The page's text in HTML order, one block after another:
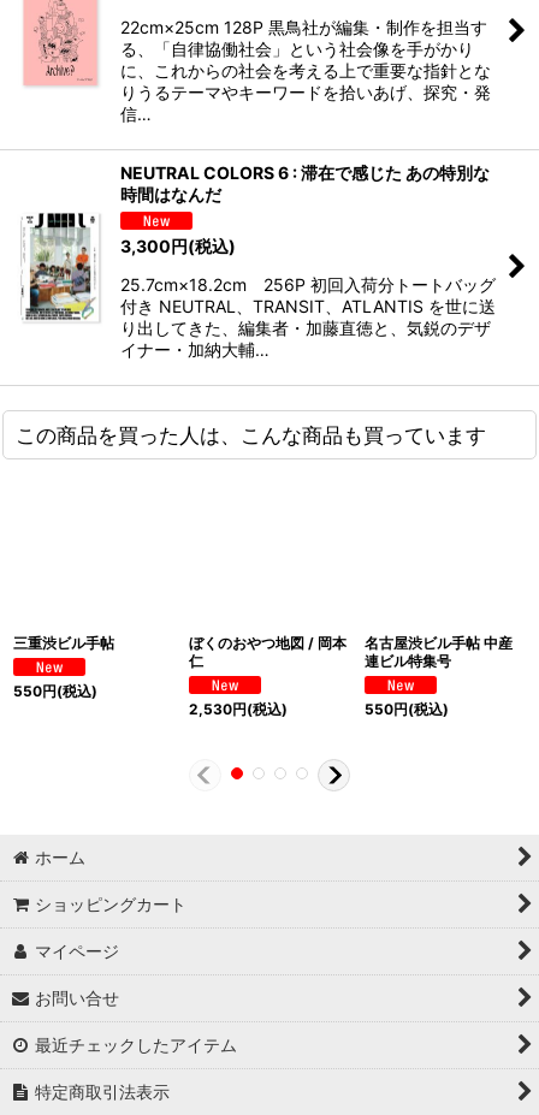
22cm×25cm 128P 黒鳥社が編集・制作を担当す
る、「自律協働社会」という社会像を手がかり
に、これからの社会を考える上で重要な指針とな
りうるテーマやキーワードを拾いあげ、探究・発
信…
NEUTRAL COLORS 6 : 滞在で感じた あの特別な
時間はなんだ
3,300円(税込)
25.7cm×18.2cm 256P 初回入荷分トートバッグ
付き NEUTRAL、TRANSIT、ATLANTIS を世に送
り出してきた、編集者・加藤直徳と、気鋭のデザ
イナー・加納大輔…
この商品を買った人は、こんな商品も買っています
三重渋ビル手帖
550円(税込)
ぼくのおやつ地図 / 岡本
仁
2,530円(税込)
名古屋渋ビル手帖 中産
連ビル特集号
550円(税込)
ホーム
ショッピングカート
マイページ
お問い合せ
最近チェックしたアイテム
特定商取引法表示